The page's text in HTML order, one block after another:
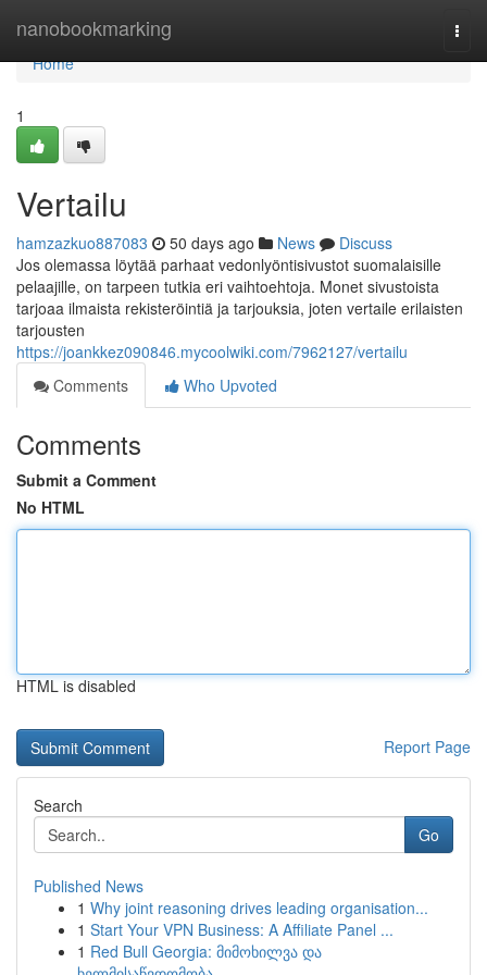
nanobookmarking
Home
Home
1
Vertailu
hamzazkuo887083 50 days ago News
Discuss
Jos olemassa löytää parhaat vedonlyöntisivustot suomalaisille
pelaajille, on tarpeen tutkia eri vaihtoehtoja. Monet sivustoista
tarjoaa ilmaista rekisteröintiä ja tarjouksia, joten vertaile erilaisten
tarjousten
https://joankkez090846.mycoolwiki.com/7962127/vertailu
Comments
Who Upvoted
Comments
Submit a Comment
No HTML
HTML is disabled
Report Page
Search
Go
Published News
1 Why joint reasoning drives leading organisation...
1 Start Your VPN Business: A Affiliate Panel ...
1 Red Bull Georgia: მიმოხილვა და